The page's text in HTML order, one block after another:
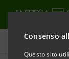
Consenso
Questo sito
Tutte le news